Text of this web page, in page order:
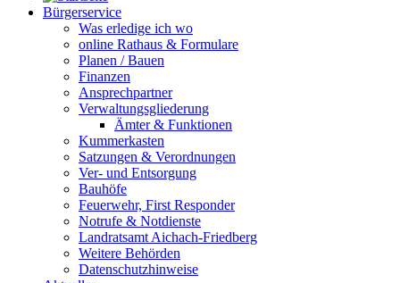
Bürgerservice
Was erledige ich wo
online Rathaus & Formulare
Planen / Bauen
Finanzen
Ansprechpartner
Verwaltungsgliederung
Ämter & Funktionen
Kummerkasten
Satzungen & Verordnungen
Ver- und Entsorgung
Bauhöfe
Feuerwehr, First Responder
Notrufe & Notdienste
Landratsamt Aichach-Friedberg
Weitere Behörden
Datenschutzhinweise